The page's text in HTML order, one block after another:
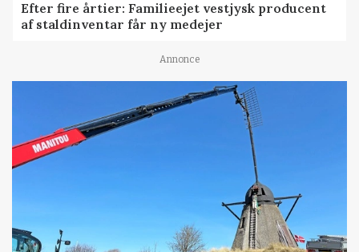
Efter fire årtier: Familieejet vestjysk producent
af staldinventar får ny medejer
Annonce